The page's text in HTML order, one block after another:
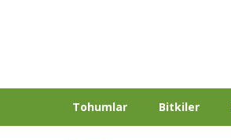
Tohumlar Bitkiler